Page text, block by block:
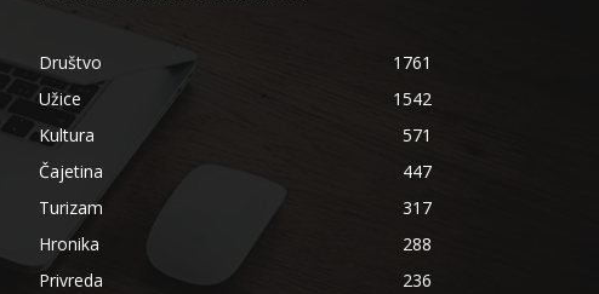
Društvo
1761
Užice
1542
Kultura
571
Čajetina
447
Turizam
317
Hronika
288
Privreda
236